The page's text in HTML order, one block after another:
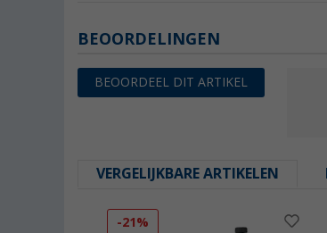
BEOORDELINGEN
BEOORDEEL DIT ARTIKEL
VERGELIJKBARE ARTIKELEN
-21%